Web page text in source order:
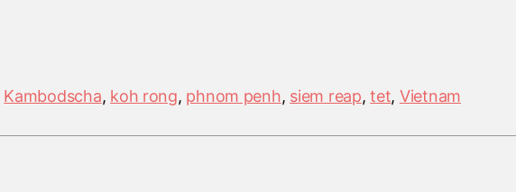
Kambodscha, koh rong, phnom penh, siem reap,tet, Vietnam